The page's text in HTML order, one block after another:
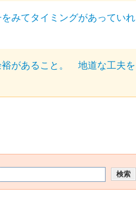
みてタイミングがあっていれ
裕があること。 地道な工夫を